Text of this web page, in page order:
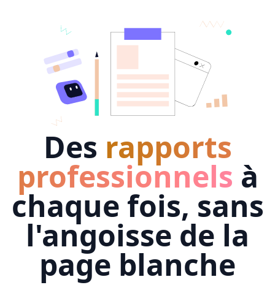
Des rapports
professionnels à
chaque fois, sans
l'angoisse de la
page blanche